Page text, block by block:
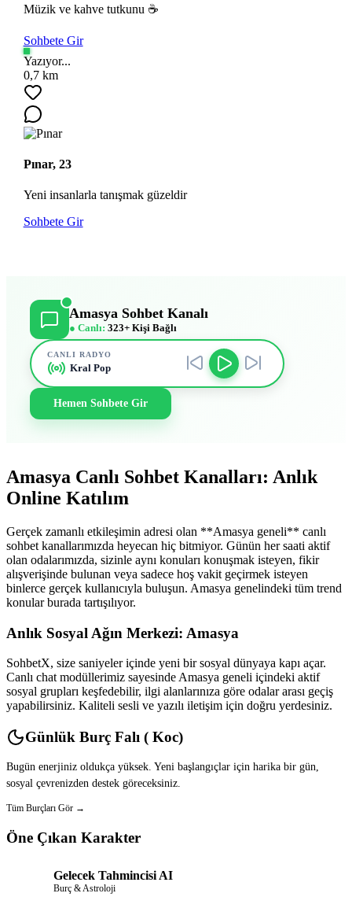
Müzik ve kahve tutkunu ☕
Sohbete Gir
Yazıyor...
0,7 km
Pınar, 23
Yeni insanlarla tanışmak güzeldir
Sohbete Gir
Amasya Sohbet Kanalı
● Canlı: 323+ Kişi Bağlı
CANLI RADYO
Kral Pop
Hemen Sohbete Gir
Amasya Canlı Sohbet Kanalları: Anlık
Online Katılım
Gerçek zamanlı etkileşimin adresi olan **Amasya geneli** canlı
sohbet kanallarımızda heyecan hiç bitmiyor. Günün her saati aktif
olan odalarımızda, sizinle aynı konuları konuşmak isteyen, fikir
alışverişinde bulunan veya sadece hoş vakit geçirmek isteyen
binlerce gerçek kullanıcıyla buluşun. Amasya genelindeki tüm trend
konular burada tartışılıyor.
Anlık Sosyal Ağın Merkezi: Amasya
SohbetX, size saniyeler içinde yeni bir sosyal dünyaya kapı açar.
Canlı chat modüllerimiz sayesinde Amasya geneli içindeki aktif
sosyal grupları keşfedebilir, ilgi alanlarınıza göre odalar arası geçiş
yapabilirsiniz. Kaliteli sesli ve yazılı iletişim için doğru yerdesiniz.
Günlük Burç Falı ( Koc)
Bugün enerjiniz oldukça yüksek. Yeni başlangıçlar için harika bir gün,
sosyal çevrenizden destek göreceksiniz.
Tüm Burçları Gör →
Öne Çıkan Karakter
Gelecek Tahmincisi AI
Burç & Astroloji